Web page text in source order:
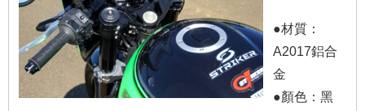
●材質：
A2017鋁合
金
●顏色：黑